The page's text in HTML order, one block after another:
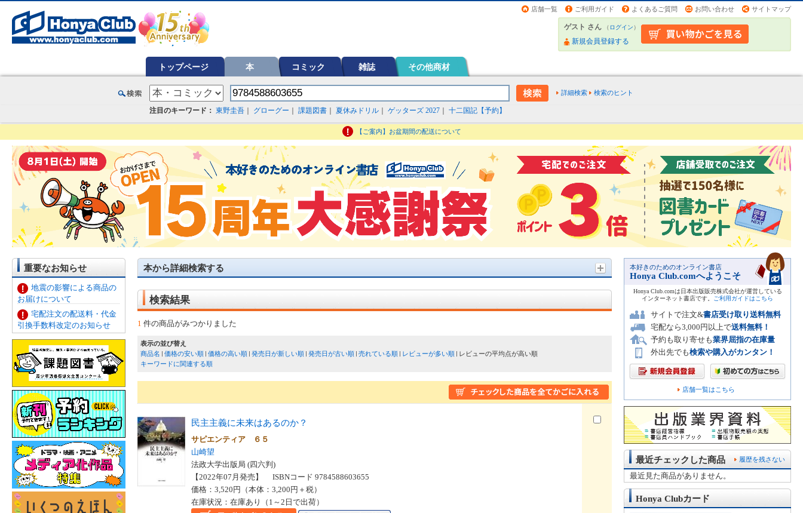
店舗一覧 ご利用ガイド よくあるご質問 お問い合わせ サイトマップ
ゲスト さん （ログイン）
新規会員登録する
トップページ 本 コミック 雑誌 その他商材
詳細検索 検索のヒント
注目のキーワード： 東野圭吾 グローグー 課題図書 夏休みドリル ゲッターズ 2027 十二国記【予約】
【ご案内】お盆期間の配送について
重要なお知らせ
地震の影響による商品の
お届けについて
宅配注文の配送料・代金
引換手数料改定のお知らせ
本から詳細検索する
検索結果
1 件の商品がみつかりました
表示の並び替え
商品名
価格の安い順 価格の高い順 発売日が新しい順 発売日が古い順 売れている順 レビューが多い順
レビューの平均点が高い順
キーワードに関連する順
民主主義に未来はあるのか？
サピエンティア ６５
山崎望
法政大学出版局 (四六判)
【2022年07月発売】 ISBNコード 9784588603655
価格：3,520円（本体：3,200円＋税）
在庫状況：在庫あり（1～2日で出荷）
本好きのためのオンライン書店
Honya Club.comへようこそ
Honya Club.comは日本出版販売株式会社が運営している
インターネット書店です。
ご利用ガイドはこちら
サイトで注文&書店受け取り送料無料
宅配なら3,000円以上で送料無料！
予約も取り寄せも業界屈指の在庫量
外出先でも検索や購入がカンタン！
店舗一覧はこちら
履歴を残さない
最近チェックした商品
最近見た商品がありません。
Honya Clubカード